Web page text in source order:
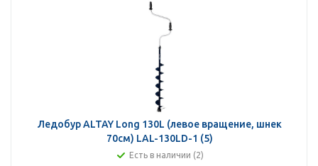
Ледобур ALTAY Long 130L (левое вращение, шнек
70см) LАL-130LD-1 (5)
Есть в наличии (2)